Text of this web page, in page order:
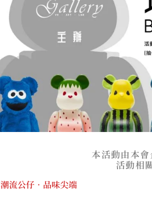
本活動由本
活動相
潮流公仔•品味尖端